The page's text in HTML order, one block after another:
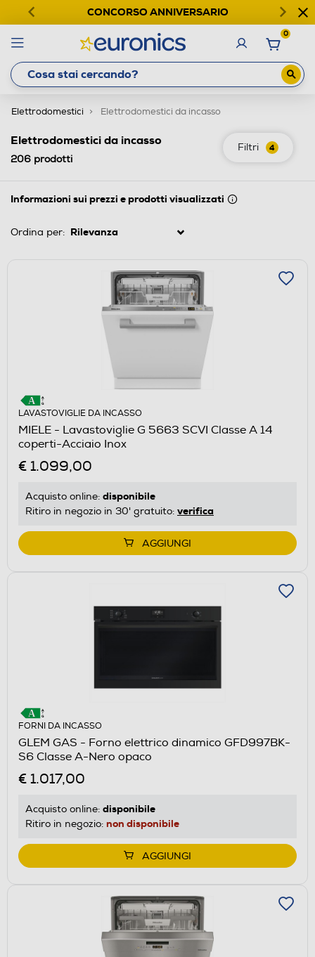
CONCORSO ANNIVERSARIO
0
Elettrodomestici Elettrodomestici da incasso
Filtri 4
Elettrodomestici da incasso
206 prodotti
Informazioni sui prezzi e prodotti visualizzati
Ordina per:
LAVASTOVIGLIE DA INCASSO
MIELE - Lavastoviglie G 5663 SCVI Classe A 14
coperti-Acciaio Inox
€ 1.099,00
Acquisto online: disponibile
Ritiro in negozio in 30' gratuito: verifica
AGGIUNGI
FORNI DA INCASSO
GLEM GAS - Forno elettrico dinamico GFD997BK-
S6 Classe A-Nero opaco
€ 1.017,00
Acquisto online: disponibile
Ritiro in negozio: non disponibile
AGGIUNGI